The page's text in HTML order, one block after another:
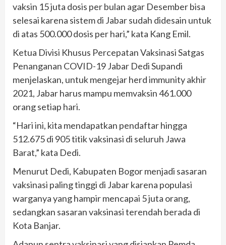
vaksin 15 juta dosis per bulan agar Desember bisa
selesai karena sistem di Jabar sudah didesain untuk
di atas 500.000 dosis per hari,” kata Kang Emil.
Ketua Divisi Khusus Percepatan Vaksinasi Satgas
Penanganan COVID-19 Jabar Dedi Supandi
menjelaskan, untuk mengejar herd immunity akhir
2021, Jabar harus mampu memvaksin 461.000
orang setiap hari.
“Hari ini, kita mendapatkan pendaftar hingga
512.675 di 905 titik vaksinasi di seluruh Jawa
Barat,” kata Dedi.
Menurut Dedi, Kabupaten Bogor menjadi sasaran
vaksinasi paling tinggi di Jabar karena populasi
warganya yang hampir mencapai 5 juta orang,
sedangkan sasaran vaksinasi terendah berada di
Kota Banjar.